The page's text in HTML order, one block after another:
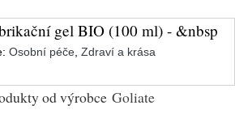
gel BIO (100 ml) - &nbsp
Osobní péče Zdraví a krása
od výrobce Goliate